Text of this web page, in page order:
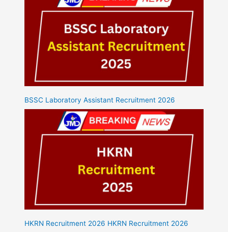
BSSC Laboratory Assistant Recruitment 2026
HKRN Recruitment 2026 HKRN Recruitment 2026